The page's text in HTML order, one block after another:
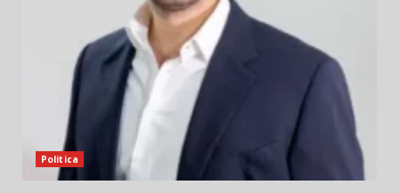
Politica